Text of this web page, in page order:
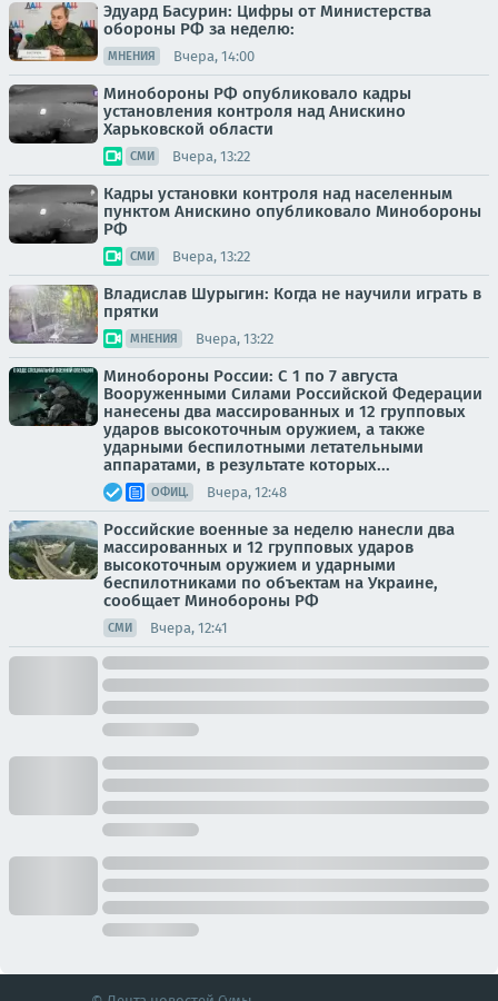
Эдуард Басурин: Цифры от Министерства
обороны РФ за неделю:
МНЕНИЯ Вчера, 14:00
Минобороны РФ опубликовало кадры
установления контроля над Анискино
Харьковской области
СМИ Вчера, 13:22
Кадры установки контроля над населенным
пунктом Анискино опубликовало Минобороны
РФ
СМИ Вчера, 13:22
Владислав Шурыгин: Когда не научили играть в
прятки
МНЕНИЯ Вчера, 13:22
Минобороны России: С 1 по 7 августа
Вооруженными Силами Российской Федерации
нанесены два массированных и 12 групповых
ударов высокоточным оружием, а также
ударными беспилотными летательными
аппаратами, в результате которых...
ОФИЦ. Вчера, 12:48
Российские военные за неделю нанесли два
массированных и 12 групповых ударов
высокоточным оружием и ударными
беспилотниками по объектам на Украине,
сообщает Минобороны РФ
СМИ Вчера, 12:41